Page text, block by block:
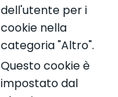
dell'utente per i
cookie nella
categoria "Altro".
Questo cookie è
impostato dal